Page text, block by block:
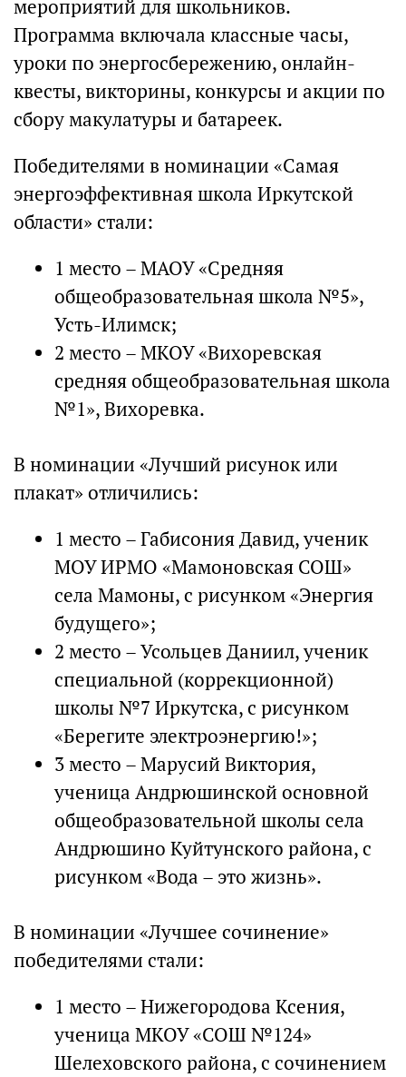
мероприятий для школьников.
Программа включала классные часы,
уроки по энергосбережению, онлайн-
квесты, викторины, конкурсы и акции по
сбору макулатуры и батареек.
Победителями в номинации «Самая
энергоэффективная школа Иркутской
области» стали:
1 место – МАОУ «Средняя
общеобразовательная школа №5»,
Усть-Илимск;
2 место – МКОУ «Вихоревская
средняя общеобразовательная школа
№1», Вихоревка.
В номинации «Лучший рисунок или
плакат» отличились:
1 место – Габисония Давид, ученик
МОУ ИРМО «Мамоновская СОШ»
села Мамоны, с рисунком «Энергия
будущего»;
2 место – Усольцев Даниил, ученик
специальной (коррекционной)
школы №7 Иркутска, с рисунком
«Берегите электроэнергию!»;
3 место – Марусий Виктория,
ученица Андрюшинской основной
общеобразовательной школы села
Андрюшино Куйтунского района, с
рисунком «Вода – это жизнь».
В номинации «Лучшее сочинение»
победителями стали:
1 место – Нижегородова Ксения,
ученица МКОУ «СОШ №124»
Шелеховского района, с сочинением